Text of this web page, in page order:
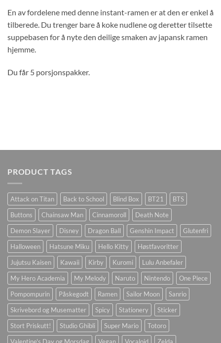
En av fordelene med denne instant-ramen er at den er enkel å
tilberede. Du trenger bare å koke nudlene og deretter tilsette
suppebasen for å nyte den deilige smaken av japansk ramen
hjemme.
Du får 5 porsjonspakker.
PRODUCT TAGS
Attack on Titan Back to School Blind Box BT21
BTS
Buttons
Chainsaw Man Cinnamoroll
Death Note
Demon Slayer
Disney Dragon Ball Genshin Impact
Glutenfri
Halloween
Hatsune Miku Hello Kitty
Høstfavoritter
Jujutsu Kaisen
Kawaii Kirby Kuromi
Lulu Anbefaler
My Hero Academia
My Melody Naruto Nintendo
One Piece
Pompompurin
Påskegodt Ramen Sailor Moon
Sanrio
Skrivebord og Musematter
Spicy Stationery
Sticker
Stort Priskutt!
Studio Ghibli Super Mario
Totoro